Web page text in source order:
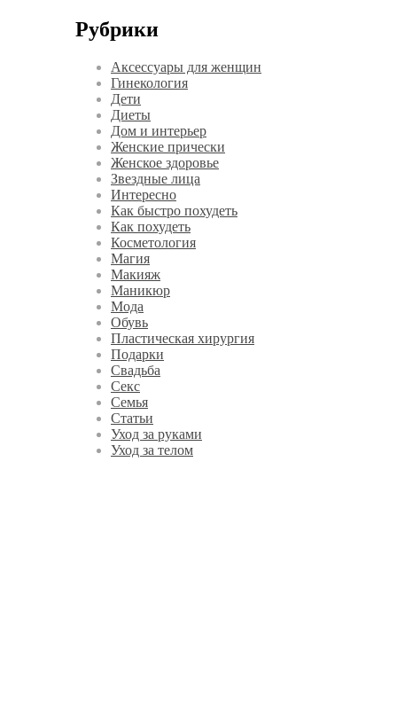
Рубрики
Аксессуары для женщин
Гинекология
Дети
Диеты
Дом и интерьер
Женские прически
Женское здоровье
Звездные лица
Интересно
Как быстро похудеть
Как похудеть
Косметология
Магия
Макияж
Маникюр
Мода
Обувь
Пластическая хирургия
Подарки
Свадьба
Секс
Семья
Статьи
Уход за руками
Уход за телом